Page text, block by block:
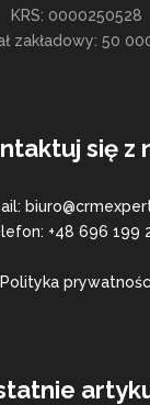
KRS: 0000250528
zakładowy: 50
się z
+48 696 199
Polityka